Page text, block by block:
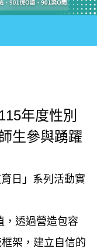
年度性別
生參與踴躍
日」系列活動實
，透過營造包容
架，建立自信的